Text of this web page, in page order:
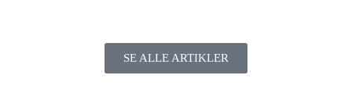
SE ALLE ARTIKLER